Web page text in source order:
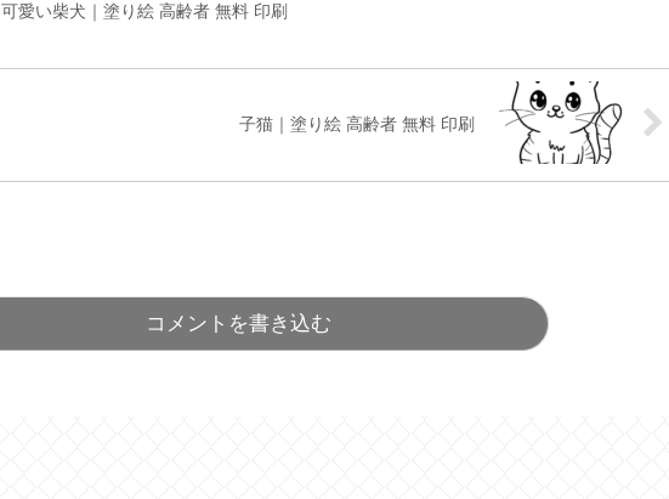
可愛い柴犬｜塗り絵 高齢者 無料 印刷
子猫｜塗り絵 高齢者 無料 印刷
コメントを書き込む